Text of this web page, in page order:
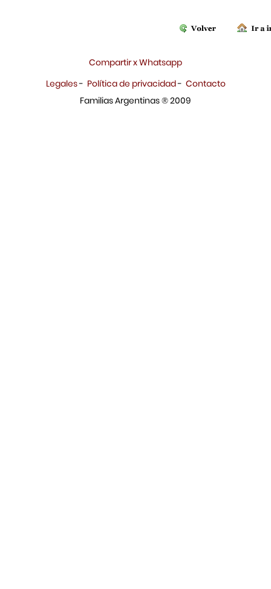
Compartir x Whatsapp
Legales- Política de privacidad- Contacto
Familias Argentinas ® 2009